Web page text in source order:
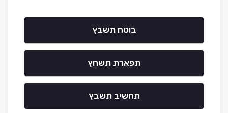
בוטח תשבץ
תפארת תשחץ
תחשיב תשבץ